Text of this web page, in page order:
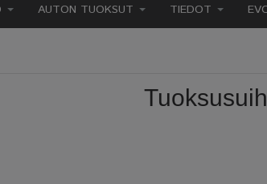
AUTON TUOKSUT TIEDOT